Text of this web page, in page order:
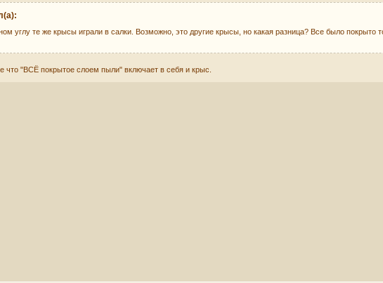
углу те же крысы играли в салки. Возможно, это другие крысы, но какая разница? Все было покрыто
что "ВСЁ покрытое слоем пыли" включает в себя и крыс.